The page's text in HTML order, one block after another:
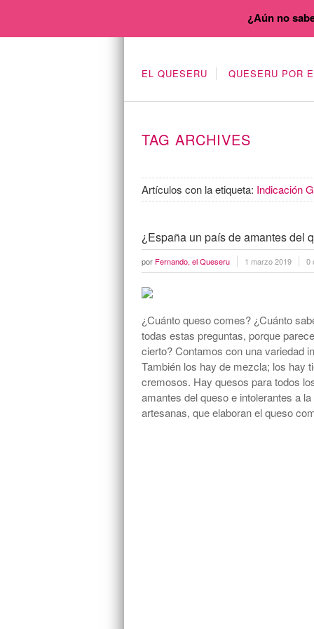
EL QUESERU QUESERU POR
TAG ARCHIVES
Artículos con la etiqueta: Indicación
¿España un país de amantes del
por Fernando, el Queseru 1 marzo 2019 0
¿Cuánto queso comes? ¿Cuánto
todas estas preguntas, porque
cierto? Contamos con una variedad
También los hay de mezcla; los hay
cremosos. Hay quesos para todos
amantes del queso e intolerantes a
artesanas, que elaboran el queso
¿Aún no